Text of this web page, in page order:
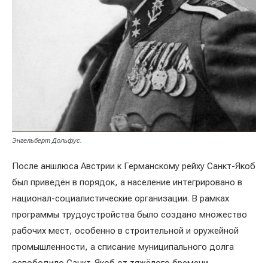
Энгельберт Дольфус.
После аншлюса Австрии к Германскому рейху Санкт-Якоб
был приведён в порядок, а население интегрировано в
национал-социалистические организации. В рамках
программы трудоустройства было создано множество
рабочих мест, особенно в строительной и оружейной
промышленности, а списание муниципального долга